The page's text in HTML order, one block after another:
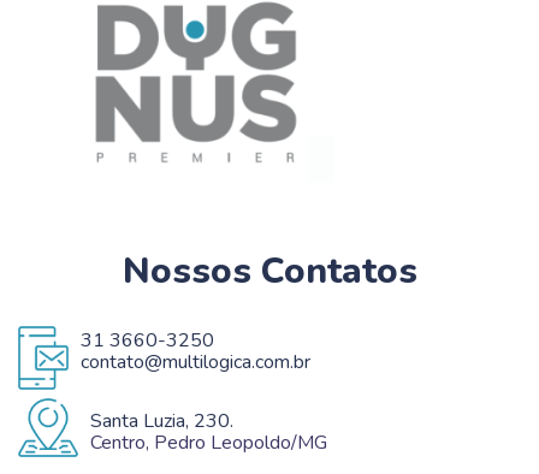
Nossos Contatos
31 3660-3250
contato@multilogica.com.br
Santa Luzia, 230.
Centro, Pedro Leopoldo/MG